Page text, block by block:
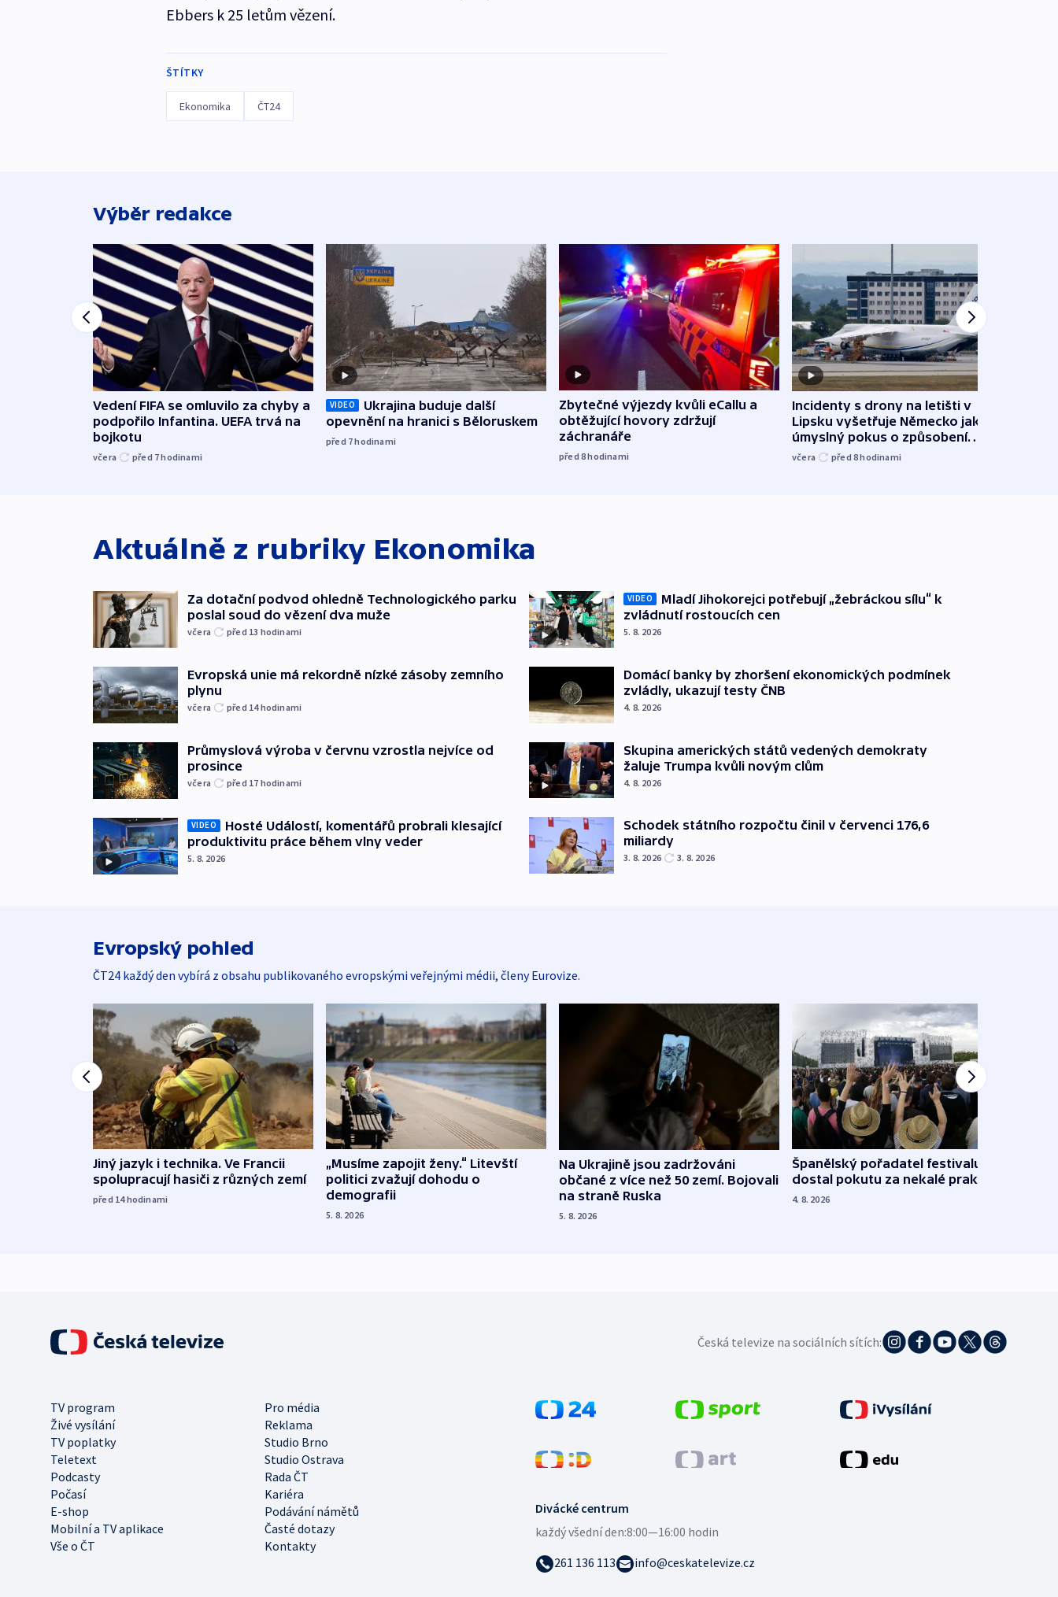
Ebbers k 25 letům vězení.
ŠTÍTKY
Ekonomika ČT24
Výběr redakce
Vedení FIFA se omluvilo za chyby a
podpořilo Infantina. UEFA trvá na
bojkotu
včera před 7hodinami
VIDEO
Ukrajina buduje další
opevnění na hranici s Běloruskem
před 7hodinami
Zbytečné výjezdy kvůli eCallu a
obtěžující hovory zdržují
záchranáře
před 8hodinami
Incidenty s drony na letišti v
Lipsku vyšetřuje Německo jako
úmyslný pokus o způsobení
exploze
včera před 8hodinami
Aktuálně z rubriky Ekonomika
Za dotační podvod ohledně Technologického parku
poslal soud do vězení dva muže
včera před 13 hodinami
Evropská unie má rekordně nízké zásoby zemního
plynu
včera před 14hodinami
Průmyslová výroba v červnu vzrostla nejvíce od
prosince
včera před 17 hodinami
VIDEO
Hosté Událostí, komentářů probrali klesající
produktivitu práce během vlny veder
5. 8. 2026
VIDEO
Mladí Jihokorejci potřebují „žebráckou sílu“ k
zvládnutí rostoucích cen
5. 8. 2026
Domácí banky by zhoršení ekonomických podmínek
zvládly, ukazují testy ČNB
4. 8. 2026
Skupina amerických států vedených demokraty
žaluje Trumpa kvůli novým clům
4. 8. 2026
Schodek státního rozpočtu činil v červenci 176,6
miliardy
3. 8. 2026 3. 8. 2026
Evropský pohled
ČT24 každý den vybírá z obsahu publikovaného evropskými veřejnými médii, členy Eurovize.
Jiný jazyk i technika. Ve Francii
spolupracují hasiči z různých zemí
před 14hodinami
„Musíme zapojit ženy.“ Litevští
politici zvažují dohodu o
demografii
5. 8. 2026
Na Ukrajině jsou zadržováni
občané z více než 50 zemí. Bojovali
na straně Ruska
5. 8. 2026
Španělský pořadatel festivalu
dostal pokutu za nekalé praktiky
4. 8. 2026
Česká televize na sociálních sítích:
TV program
Pro média
Živé vysílání
Reklama
TV poplatky
Studio Brno
Teletext
Studio Ostrava
Podcasty
Rada ČT
Počasí
Kariéra
E-shop
Podávání námětů
Mobilní a TV aplikace
Časté dotazy
Vše o ČT
Kontakty
Divácké centrum
každý všední den:8:00—16:00 hodin
261 136 113
info@ceskatelevize.cz